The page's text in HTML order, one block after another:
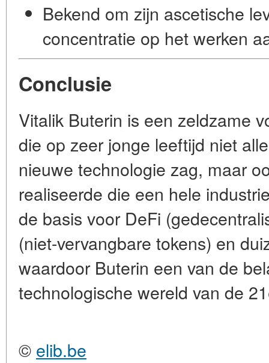
Bekend om zijn ascetische
concentratie op het werken
Conclusie
Vitalik Buterin is een zeldzame
die op zeer jonge leeftijd niet
nieuwe technologie zag, maar
realiseerde die een hele
de basis voor DeFi
(niet-vervangbare tokens) en
waardoor Buterin een van de
technologische wereld van de
© elib.be